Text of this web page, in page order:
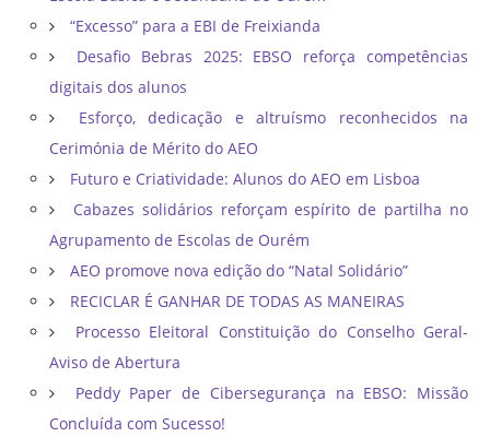
“Excesso” para a EBI de Freixianda
Desafio Bebras 2025: EBSO reforça competências
digitais dos alunos
Esforço, dedicação e altruísmo reconhecidos na
Cerimónia de Mérito do AEO
Futuro e Criatividade: Alunos do AEO em Lisboa
Cabazes solidários reforçam espírito de partilha no
Agrupamento de Escolas de Ourém
AEO promove nova edição do “Natal Solidário”
RECICLAR É GANHAR DE TODAS AS MANEIRAS
Processo Eleitoral Constituição do Conselho Geral-
Aviso de Abertura
Peddy Paper de Cibersegurança na EBSO: Missão
Concluída com Sucesso!